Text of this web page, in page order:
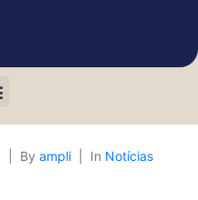
By ampli In Notícias